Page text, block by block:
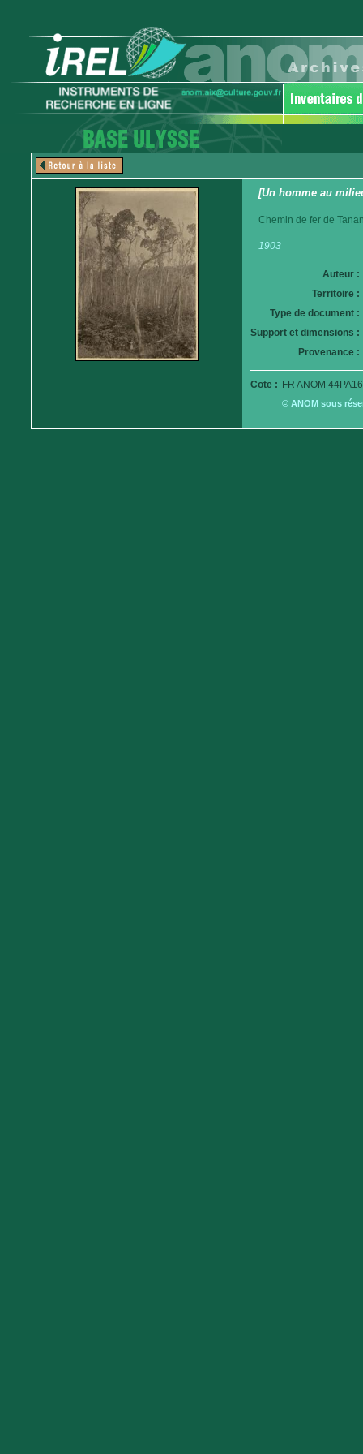
[Un homme au
Chemin de fer de
1903
Auteur :
Territoire :
Type de document :
Support et dimensions :
Provenance :
Cote : FR ANOM
© ANOM sous